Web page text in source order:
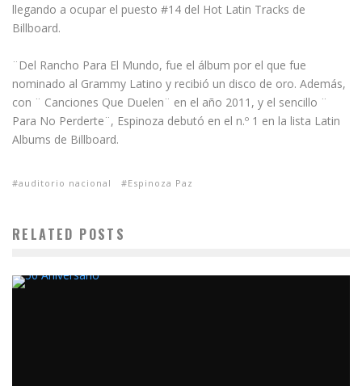
llegando a ocupar el puesto #14 del Hot Latin Tracks de
Billboard.
¨Del Rancho Para El Mundo, fue el álbum por el que fue
nominado al Grammy Latino y recibió un disco de oro. Además,
con ¨ Canciones Que Duelen¨ en el año 2011, y el sencillo ¨
Para No Perderte¨, Espinoza debutó en el n.º 1 en la lista Latin
Albums de Billboard.
auditorio nacional Espinoza Paz
RELATED POSTS